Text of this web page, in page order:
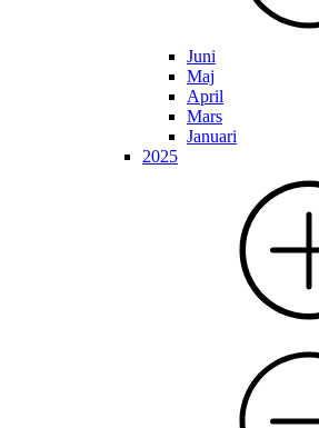
Juni
Maj
April
Mars
Januari
2025